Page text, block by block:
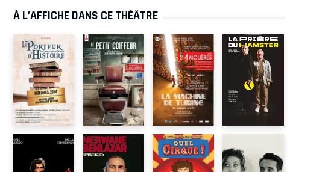
À L’AFFICHE DANS CE THÉÂTRE